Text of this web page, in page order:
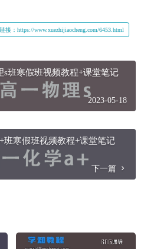
接：https://www.xuezhijiaocheng.com/6453.html
班寒假班视频教程+课堂笔记
2023-05-18
班寒假班视频教程+课堂笔记
下一篇